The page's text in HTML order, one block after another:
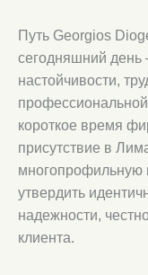
Путь Georgios
сегодняшний день
настойчивости,
короткое время
присутствие в
многопрофильную
утвердить
надежности,
клиента.